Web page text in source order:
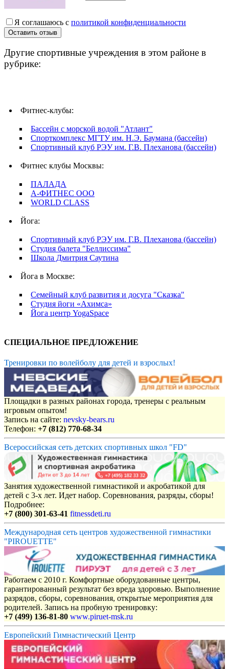
Я соглашаюсь с политикой конфиденциальности
Другие спортивные учреждения в этом районе в
рубрике:
Фитнес-клубы:
Бассейн с морской водой "Атлант"
Спорткомплекс МГТУ им. Н.Э. Баумана (бассейн)
Спортивный клуб РЭУ им. Г.В. Плеханова (бассейн)
Фитнес клубы Москвы:
ПАЛАДА
А-ФИТНЕС ООО
WORLD CLASS
Йога:
Спортивный клуб РЭУ им. Г.В. Плеханова (бассейн)
Студия балета "Беллиссима"
Школа Дмитрия Саутина
Йога в Москве:
Семейный клуб развития и досуга "Сказка"
Студия йоги «Ахимса»
Йога центр YogaSpace
СПЕЦИАЛЬНОЕ ПРЕДЛОЖЕНИЕ
Тренировки по волейболу для детей и взрослых!
Площадки в разных районах города, тренеры с реальным
игровым опытом!
Запись на сайте: nevsky-bears.ru
Телефон: +7 (812) 770-68-34
Всероссийская сеть детских спортивных школ "FD"
Занятия художественной гимнастикой и акробатикой для
детей с 3-х лет. Идет набор. Соревнования, разряды, сборы!
Подробнее:
+7 (800) 301-63-41 fitnessdeti.ru
Международная сеть центров художественной гимнастики
"PIROUETTE"
Работаем с 2010 г. Комфортные оборудованные центры,
гарантированный результат без вреда здоровью. Выполнение
разрядов, сборы, соревнования, открытые мероприятия для
родителей. Запись на пробную тренировку:
+7 (499) 136-81-80 www.piruet-msk.ru
Европейский Гимнастический Центр